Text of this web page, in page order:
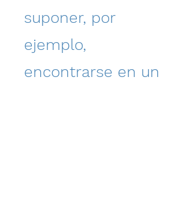
suponer, por
ejemplo,
encontrarse en un